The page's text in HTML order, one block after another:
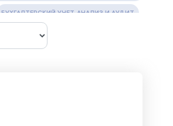
БУХГАЛТЕРСКИЙ УЧЕТ, АНАЛИЗ И АУДИТ
ВОДОСНАБЖЕНИЕ И ВОДООТВЕДЕНИЕ